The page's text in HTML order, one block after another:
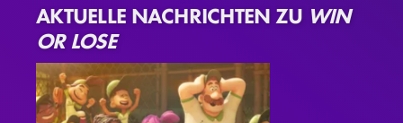
AKTUELLE NACHRICHTEN ZU WIN
OR LOSE